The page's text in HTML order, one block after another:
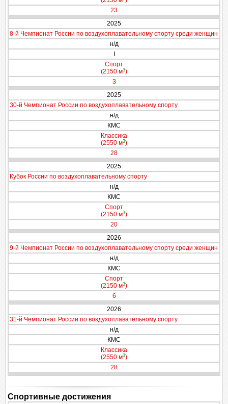
23
2025
8-й Чемпионат России по воздухоплавательному спорту среди женщин
н/д
Спорт
(2150 м3)
3
2025
30-й Чемпионат России по воздухоплавательному спорту
н/д
КМС
Классика
(2550 м3)
28
2025
Кубок России по воздухоплавательному спорту
н/д
КМС
Спорт
(2150 м3)
20
2026
9-й Чемпионат России по воздухоплавательному спорту среди женщин
н/д
КМС
Спорт
(2150 м3)
6
2026
31-й Чемпионат России по воздухоплавательному спорту
н/д
КМС
Классика
(2550 м3)
28
Спортивные достижения